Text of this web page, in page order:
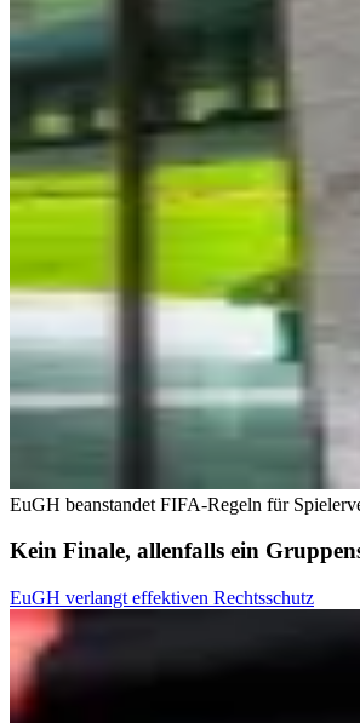
EuGH beanstandet FIFA-Regeln für
Kein Finale, allenfalls ein
EuGH verlangt effektiven Rechtsschutz